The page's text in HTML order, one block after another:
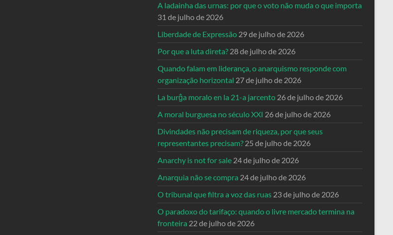
A ladainha das urnas: por que o voto não muda o que importa
31 de julho de 2026
Liberdade de Expressão 29 de julho de 2026
Por que a luta direta? 28 de julho de 2026
Quando falam em liderança, o anarquismo responde com
organização horizontal 27 de julho de 2026
La burĝa moralo en la 21-a jarcento 26 de julho de 2026
A moral burguesa no século XXI 26 de julho de 2026
Divindades não precisam de riqueza, por que seus
representantes precisam? 25 de julho de 2026
Anarchy is not for sale 24 de julho de 2026
Anarquia não se compra 24 de julho de 2026
O tribunal que filtra a voz das ruas 23 de julho de 2026
O paradoxo do tarifaço: quando o livre mercado termina na
fronteira 22 de julho de 2026